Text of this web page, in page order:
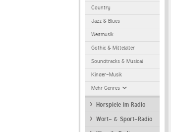
Country
Jazz & Blues
Weltmusik
Gothic & Mittelalter
Soundtracks & Musical
Kinder-Musik
Mehr Genres
Hörspiele im Radio
Wort- & Sport-Radio